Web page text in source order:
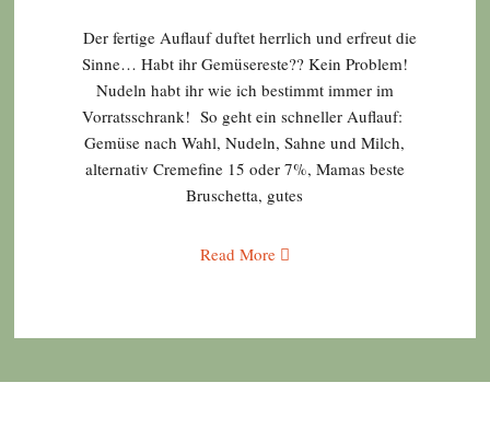
Der fertige Auflauf duftet herrlich und erfreut die
Sinne… Habt ihr Gemüsereste?? Kein Problem!
Nudeln habt ihr wie ich bestimmt immer im
Vorratsschrank! So geht ein schneller Auflauf:
Gemüse nach Wahl, Nudeln, Sahne und Milch,
alternativ Cremefine 15 oder 7%, Mamas beste
Bruschetta, gutes
Read More